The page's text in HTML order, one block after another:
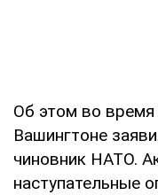
Об этом во
Вашингтоне
чиновник НАТО.
наступательные